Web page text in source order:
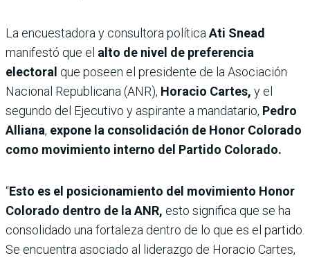
La encuestadora y consultora política Ati Snead
manifestó que el alto de nivel de preferencia
electoral que poseen el presidente de la Asociación
Nacional Republicana (ANR), Horacio Cartes, y el
segundo del Ejecutivo y aspirante a mandatario, Pedro
Alliana, expone la consolidación de Honor Colorado
como movimiento interno del Partido Colorado.
“Esto es el posicionamiento del movimiento Honor
Colorado dentro de la ANR, esto significa que se ha
consolidado una fortaleza dentro de lo que es el partido.
Se encuentra asociado al liderazgo de Horacio Cartes,